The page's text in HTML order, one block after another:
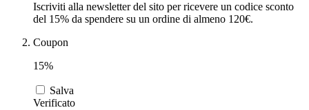
Iscriviti alla newsletter del sito per ricevere un codice sconto
del 15% da spendere su un ordine di almeno 120€.
Coupon
15%
Salva
Verificato